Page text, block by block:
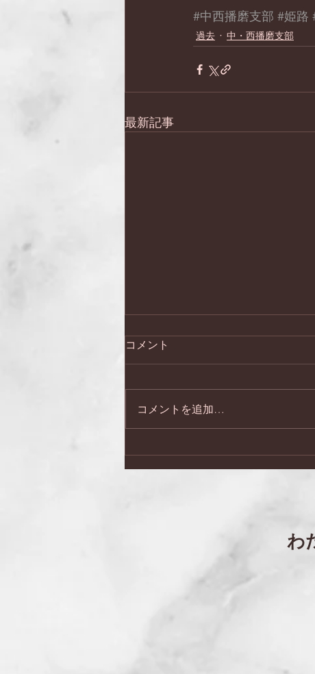
#中西播磨支部 #姫路
過去 中・西播磨支部
最新記事
日本会議兵庫 第２７回総
会・記念講演会
コメント
コメントを追加…
わ